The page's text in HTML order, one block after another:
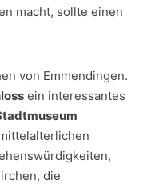
macht, sollte einen
von Emmendingen.
ein interessantes
die